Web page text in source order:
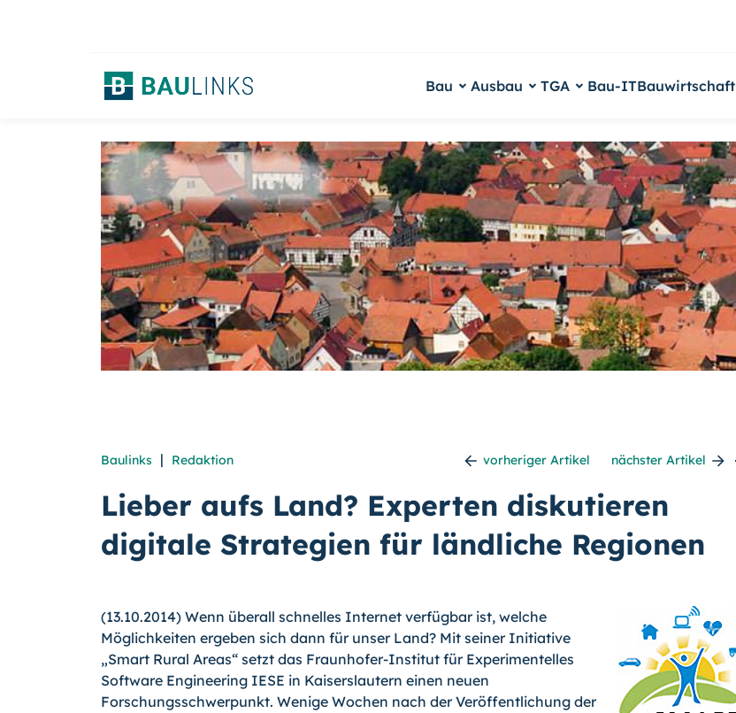
Bau Ausbau TGA Bau-ITBauwirtschaft
Baulinks | Redaktion vorheriger Artikel nächster Artikel
Lieber aufs Land? Experten diskutieren
digitale Strategien für ländliche Regionen
(13.10.2014) Wenn überall schnelles Internet verfügbar ist, welche
Möglichkeiten ergeben sich dann für unser Land? Mit seiner Initiative
„Smart Rural Areas“ setzt das Fraunhofer-Institut für Experimentelles
Software Engineering IESE in Kai­serslautern einen neuen
Forschungsschwerpunkt. Wenige Wo­chen nach der Veröffentlichung der